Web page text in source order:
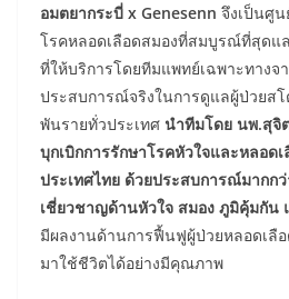
อมตยากระบี่ x Genesenn จึงเป็นศู
โรคหลอดเลือดสมองที่สมบูรณ์ที่สุดแ
ที่ให้บริการโดยทีมแพทย์เฉพาะทางจ
ประสบการณ์จริงในการดูแลผู้ป่วยส
พันรายทั่วประเทศ นำทีมโดย นพ.สุจิ
บุกเบิกการรักษาโรคหัวใจและหลอด
ประเทศไทย ด้วยประสบการณ์มากก
เชี่ยวชาญด้านหัวใจ สมอง ภูมิคุ้มกัน
มีผลงานด้านการฟื้นฟูผู้ป่วยหลอดเลื
มาใช้ชีวิตได้อย่างมีคุณภาพ